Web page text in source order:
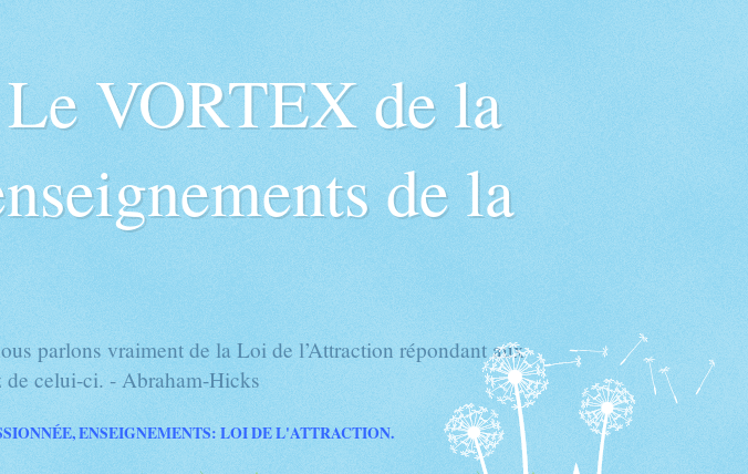
VORTEX de la
de la
parlons vraiment de la Loi de l’Attraction répondant aux
de celui-ci. - Abraham-Hicks
ENSEIGNEMENTS: LOI DE L'ATTRACTION.